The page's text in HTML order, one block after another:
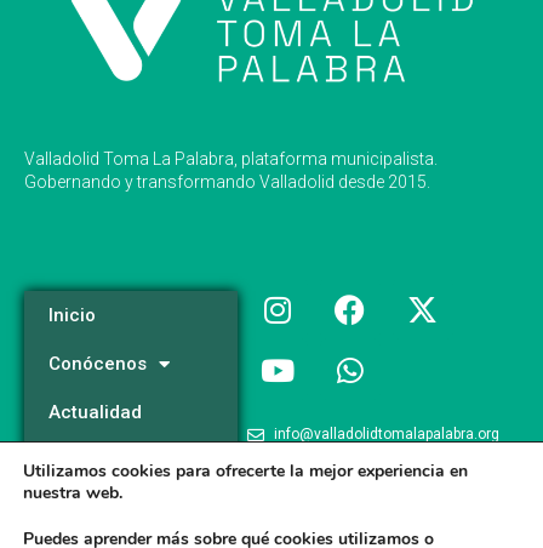
Valladolid Toma La Palabra, plataforma municipalista.
Gobernando y transformando Valladolid desde 2015.
Inicio
Conócenos
Actualidad
Programa
info@valladolidtomalapalabra.org
+34 983 426 124
Utilizamos cookies para ofrecerte la mejor experiencia en
nuestra web.
Puedes aprender más sobre qué cookies utilizamos o